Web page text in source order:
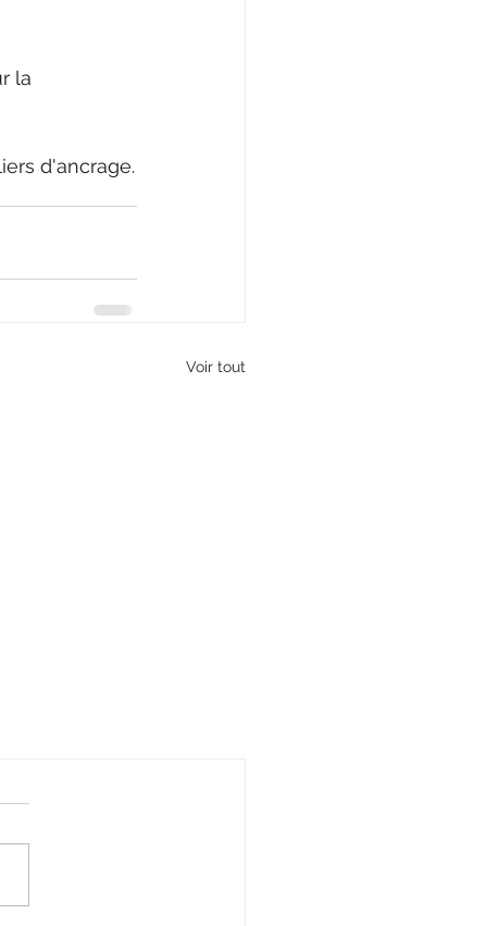
la
d'ancrage.
Voir tout